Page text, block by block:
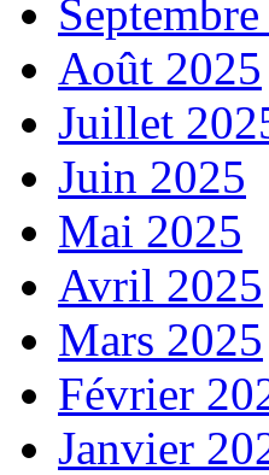
Août 2025
Juillet
Juin 2025
Mai 2025
Avril 2025
Mars 2025
Février
Janvier